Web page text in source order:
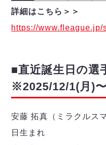
詳細はこちら＞＞
https://www.fleague.jp/
■直近誕生日の選
※2025/12/1(月)
安藤 拓真（ミラクルス
日生まれ